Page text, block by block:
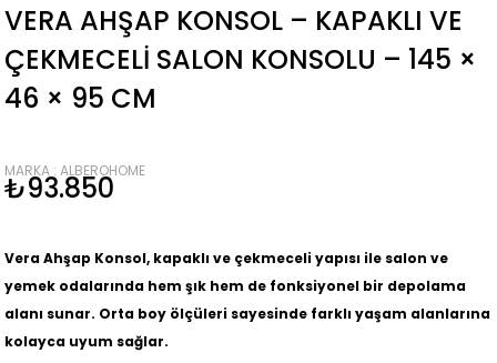
VERA AHŞAP KONSOL – KAPAKLI VE
ÇEKMECELI SALON KONSOLU – 145 ×
46 × 95 CM
MARKA : ALBEROHOME
₺93.850
Vera Ahşap Konsol, kapaklı ve çekmeceli yapısı ile salon ve
yemek odalarında hem şık hem de fonksiyonel bir depolama
alanı sunar. Orta boy ölçüleri sayesinde farklı yaşam alanlarına
kolayca uyum sağlar.